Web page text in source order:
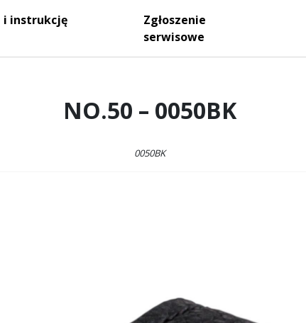
i instrukcję
Zgłoszenie
serwisowe
NO.50 – 0050BK
0050BK